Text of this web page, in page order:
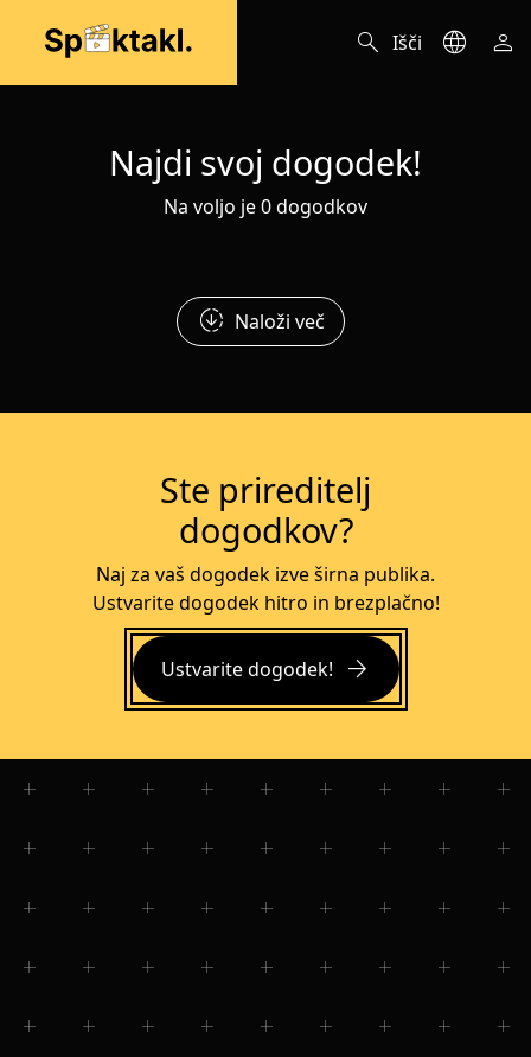
search Išči language person
Najdi svoj dogodek!
Na voljo je 0 dogodkov
downloading Naloži več
Ste prireditelj
dogodkov?
Naj za vaš dogodek izve širna publika.
Ustvarite dogodek hitro in brezplačno!
Ustvarite dogodek! arrow_forward